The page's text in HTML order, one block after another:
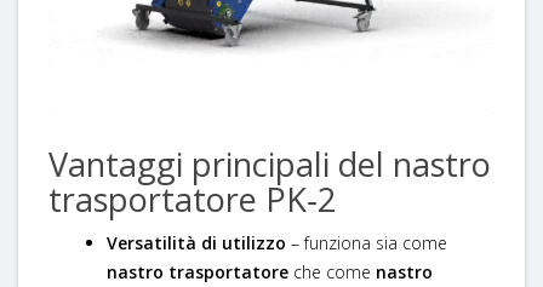
Vantaggi principali del nastro
trasportatore PK‑2
Versatilità di utilizzo – funziona sia come
nastro trasportatore che come nastro